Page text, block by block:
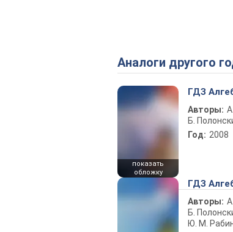
Аналоги другого
показать
обложку
ГДЗ
Авторы:
Б.
Год: 2008
ГДЗ
Авторы:
Б.
Ю. М.